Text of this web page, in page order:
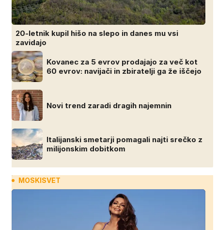
20-letnik kupil hišo na slepo in danes mu vsi
zavidajo
Kovanec za 5 evrov prodajajo za več kot
60 evrov: navijači in zbiratelji ga že iščejo
Novi trend zaradi dragih najemnin
Italijanski smetarji pomagali najti srečko z
milijonskim dobitkom
MOSKISVET